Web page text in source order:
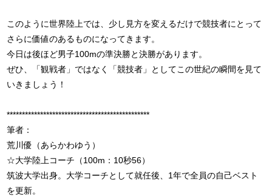
このように世界陸上では、少し見方を変えるだけで競技者にとって
さらに価値のあるものになってきます。
今日は後ほど男子100mの準決勝と決勝があります。
ぜひ、「観戦者」ではなく「競技者」としてこの世紀の瞬間を見て
いきましょう！
***********************************************
筆者：
荒川優（あらかわゆう）
☆大学陸上コーチ（100m：10秒56）
筑波大学出身。大学コーチとして就任後、1年で全員の自己ベスト
を更新。